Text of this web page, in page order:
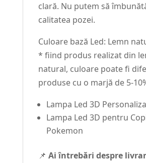
clară. Nu putem să
calitatea pozei.
Culoare bază Led: Lemn
* fiind produs realizat din
natural, culoare poate fi
produse cu o marjă de 5-
Lampa Led 3D
Lampa Led 3D pentru
Pokemon
📌 Ai întrebări despre